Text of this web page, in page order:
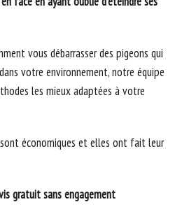
vous débarrasser des pigeons qui
votre environnement, notre équipe
les mieux adaptées à votre
économiques et elles ont fait leur
gratuit sans engagement